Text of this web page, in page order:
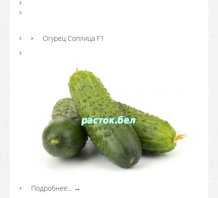
Огурец Соплица F1
Подробнее... →